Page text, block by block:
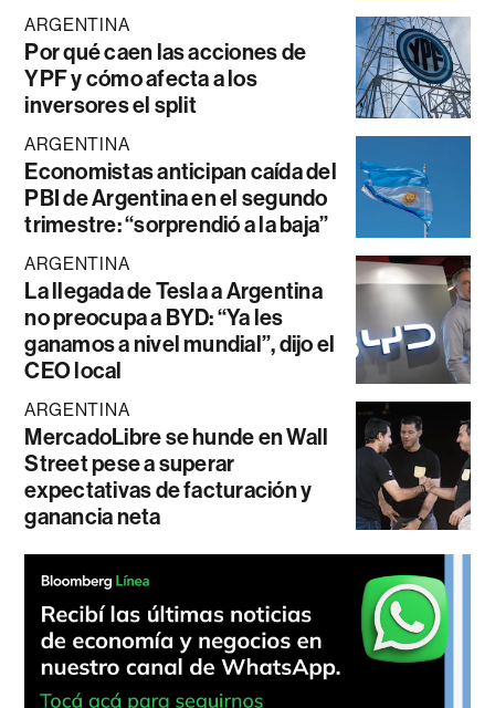
ARGENTINA
Por qué caen las acciones de
YPF y cómo afecta a los
inversores el split
ARGENTINA
Economistas anticipan caída del
PBI de Argentina en el segundo
trimestre: “sorprendió a la baja”
ARGENTINA
La llegada de Tesla a Argentina
no preocupa a BYD: “Ya les
ganamos a nivel mundial”, dijo el
CEO local
ARGENTINA
MercadoLibre se hunde en Wall
Street pese a superar
expectativas de facturación y
ganancia neta